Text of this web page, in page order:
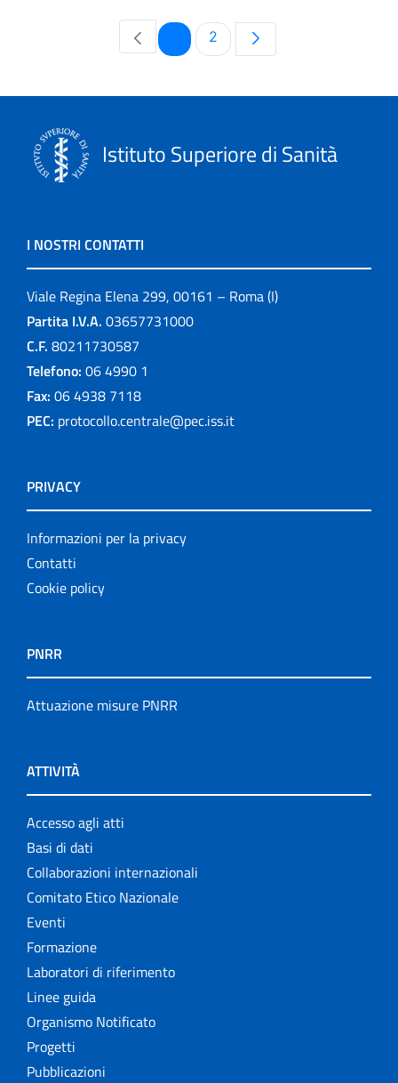
PaginaPagina
2
Istituto Superiore di Sanità
I NOSTRI CONTATTI
Viale Regina Elena 299, 00161 – Roma (I)
Partita I.V.A. 03657731000
C.F. 80211730587
Telefono: 06 4990 1
Fax: 06 4938 7118
PEC: protocollo.centrale@pec.iss.it
PRIVACY
Informazioni per la privacy
Contatti
Cookie policy
PNRR
Attuazione misure PNRR
ATTIVITÀ
Accesso agli atti
Basi di dati
Collaborazioni internazionali
Comitato Etico Nazionale
Eventi
Formazione
Laboratori di riferimento
Linee guida
Organismo Notificato
Progetti
Pubblicazioni